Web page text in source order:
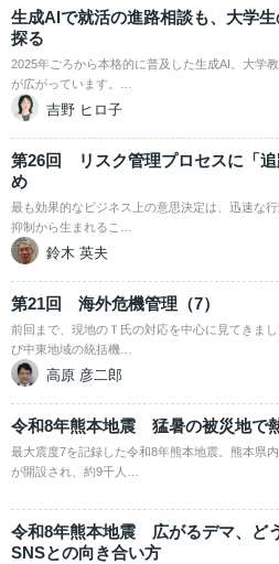
生成AIで就活の進路相談も、大学
探る
2025年ごろから本格的に普及した生成AI。大学
が広がっています。…
吉野 ヒロ子
第26回 リスク管理プロセスに「追
め
最も効果的なビジネス上の意思決定は、迅速な
抑制から生まれるこ…
鈴木 英夫
第21回 海外危機管理（7）
前回まで、現地のＴ氏の対応を中心に見てきま
び中東地域の統括機…
高原 彦二郎
令和8年熊本地震 猛暑の被災地で
最大震度7を記録した令和8年熊本地震。熊本県
が開設され、約9千人…
令和8年熊本地震 広がるデマ、ど
SNSとの向き合い方